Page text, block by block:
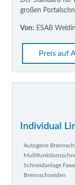
großen
Von: ESAB
Preis auf
Individual
Autogene
Schneidanlage
Brennschneiden